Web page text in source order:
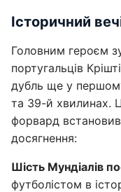
Історичний
Головним героєм
португальців
дубль ще у
та 39-й хвилинах.
форвард встановив
досягнення:
Шість Мундіалів
футболістом в